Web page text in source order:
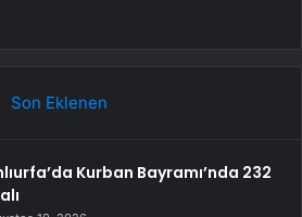
Son Eklenen
Kurban Bayramı’nda 232